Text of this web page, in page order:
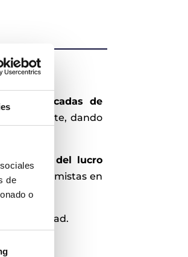
de
o
dos décadas de
cesante, dando
del lucro
economistas en
ciudad.